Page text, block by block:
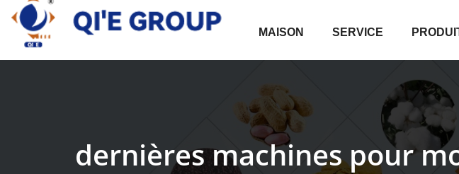
Skip
content
MAISON SERVICE
dernières machines pour